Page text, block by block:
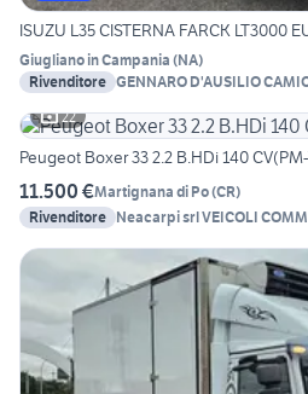
ISUZU L35 CISTERNA FARCK LT3000
Giugliano in Campania (NA)
Rivenditore GENNARO D'AUSILIO
22
Peugeot Boxer 33 2.2 B.HDi 140
11.500 €Martignana di Po(CR)
Rivenditore Neacarpi srl VEICOLI